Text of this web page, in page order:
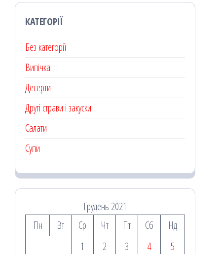
КАТЕГОРІЇ
Без категорії
Випічка
Десерти
Другі страви і закуски
Салати
Супи
Грудень 2021
Пн
Вт Ср Чт Пт Сб
Нд
1
2 3 4
5